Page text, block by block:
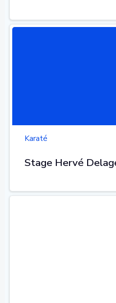
Karaté
Stage Hervé